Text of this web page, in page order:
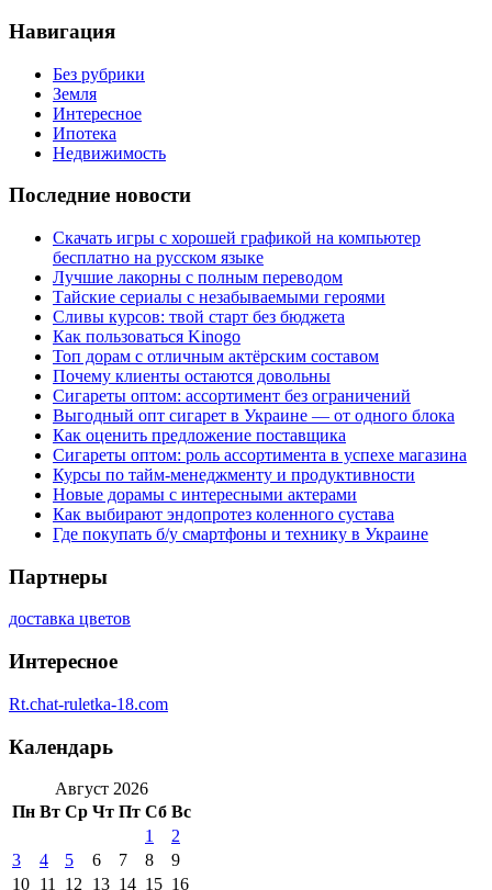
Навигация
Без рубрики
Земля
Интересное
Ипотека
Недвижимость
Последние новости
Скачать игры с хорошей графикой на компьютер
бесплатно на русском языке
Лучшие лакорны с полным переводом
Тайские сериалы с незабываемыми героями
Сливы курсов: твой старт без бюджета
Как пользоваться Kinogo
Топ дорам с отличным актёрским составом
Почему клиенты остаются довольны
Сигареты оптом: ассортимент без ограничений
Выгодный опт сигарет в Украине — от одного блока
Как оценить предложение поставщика
Сигареты оптом: роль ассортимента в успехе магазина
Курсы по тайм-менеджменту и продуктивности
Новые дорамы с интересными актерами
Как выбирают эндопротез коленного сустава
Где покупать б/у смартфоны и технику в Украине
Партнеры
доставка цветов
Интересное
Rt.chat-ruletka-18.com
Календарь
Август 2026
Пн Вт Ср Чт Пт Сб Вс
1
2
3
4 5 6 7 8
9
10 11 12 13 14 15 16